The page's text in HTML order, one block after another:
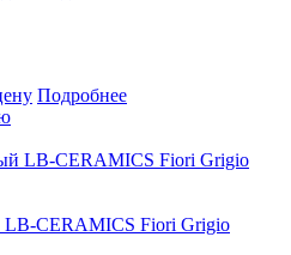
Подробнее
LB-CERAMICS Fiori Grigio